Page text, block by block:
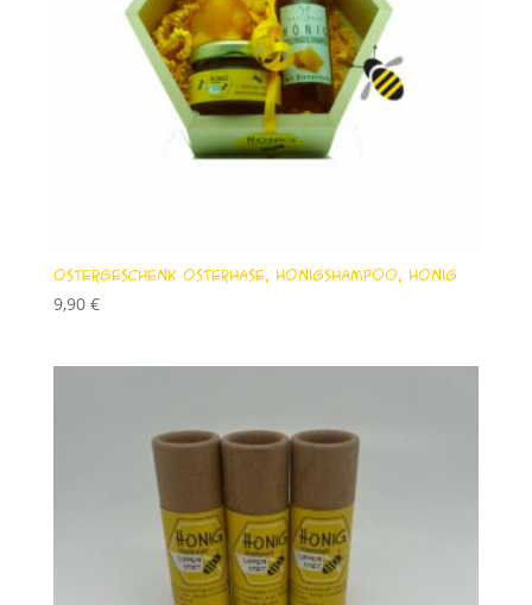
Ostergeschenk Osterhase, Honigshampoo, Honig
9,90 €